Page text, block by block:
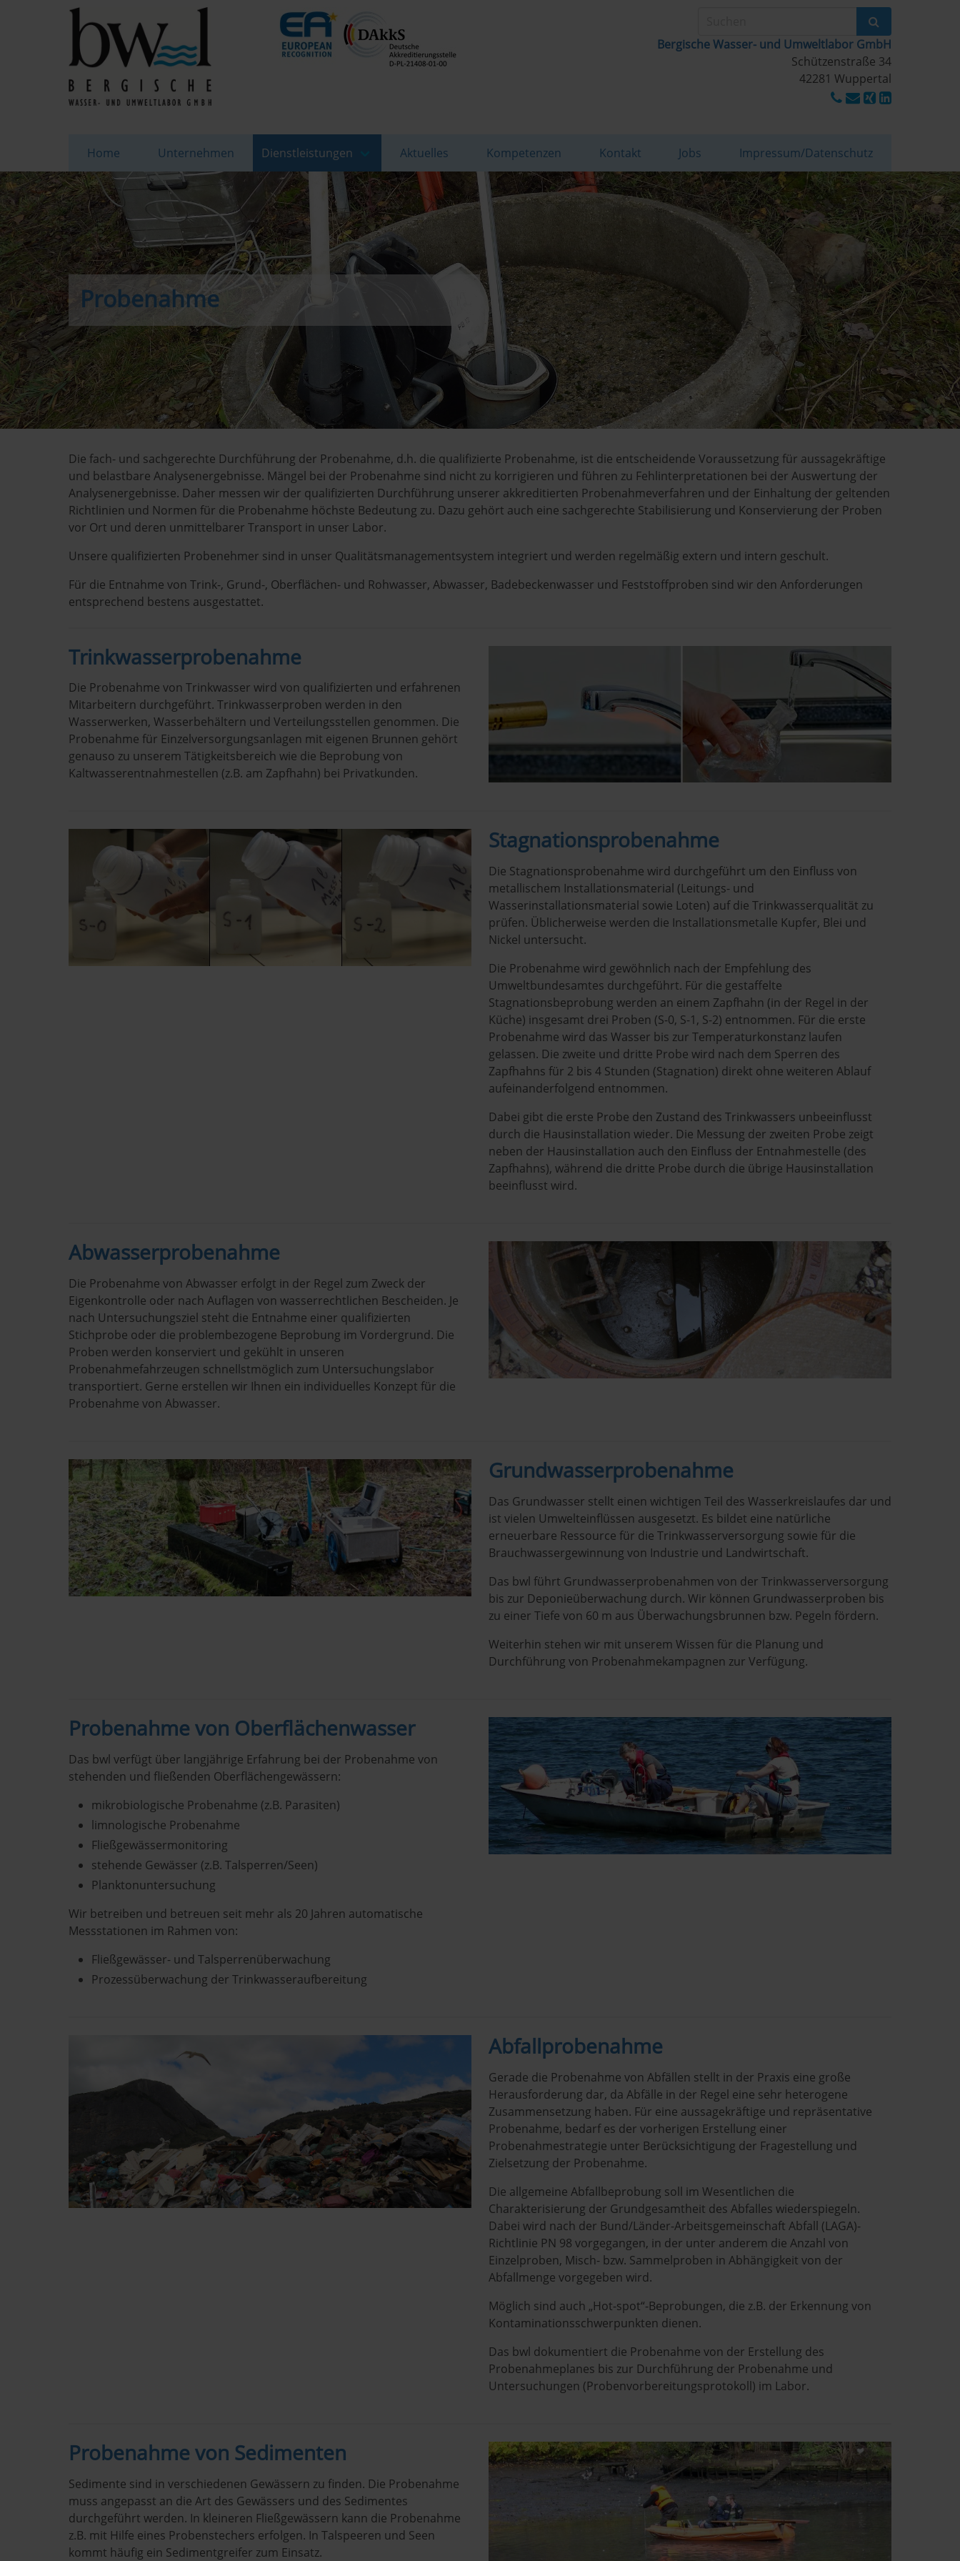
Bergische Wasser- und Umweltlabor GmbH
Schützenstraße 34
42281 Wuppertal
Home Unternehmen Dienstleistungen Aktuelles Kompetenzen Kontakt Jobs Impressum/Datenschutz
Probenahme
Die fach- und sachgerechte Durchführung der Probenahme, d.h. die qualifizierte Probenahme, ist die entscheidende Voraussetzung für aussagekräftige
und belastbare Analysenergebnisse. Mängel bei der Probenahme sind nicht zu korrigieren und führen zu Fehlinterpretationen bei der Auswertung der
Analysenergebnisse. Daher messen wir der qualifizierten Durchführung unserer akkreditierten Probenahmeverfahren und der Einhaltung der geltenden
Richtlinien und Normen für die Probenahme höchste Bedeutung zu. Dazu gehört auch eine sachgerechte Stabilisierung und Konservierung der Proben
vor Ort und deren unmittelbarer Transport in unser Labor.
Unsere qualifizierten Probenehmer sind in unser Qualitätsmanagementsystem integriert und werden regelmäßig extern und intern geschult.
Für die Entnahme von Trink-, Grund-, Oberflächen- und Rohwasser, Abwasser, Badebeckenwasser und Feststoffproben sind wir den Anforderungen
entsprechend bestens ausgestattet.
Trinkwasserprobenahme
Die Probenahme von Trinkwasser wird von qualifizierten und erfahrenen
Mitarbeitern durchgeführt. Trinkwasserproben werden in den
Wasserwerken, Wasserbehältern und Verteilungsstellen genommen. Die
Probenahme für Einzelversorgungsanlagen mit eigenen Brunnen gehört
genauso zu unserem Tätigkeitsbereich wie die Beprobung von
Kaltwasserentnahmestellen (z.B. am Zapfhahn) bei Privatkunden.
Stagnationsprobenahme
Die Stagnationsprobenahme wird durchgeführt um den Einfluss von
metallischem Installationsmaterial (Leitungs- und
Wasserinstallationsmaterial sowie Loten) auf die Trinkwasserqualität zu
prüfen. Üblicherweise werden die Installationsmetalle Kupfer, Blei und
Nickel untersucht.
Die Probenahme wird gewöhnlich nach der Empfehlung des
Umweltbundesamtes durchgeführt. Für die gestaffelte
Stagnationsbeprobung werden an einem Zapfhahn (in der Regel in der
Küche) insgesamt drei Proben (S-0, S-1, S-2) entnommen. Für die erste
Probenahme wird das Wasser bis zur Temperaturkonstanz laufen
gelassen. Die zweite und dritte Probe wird nach dem Sperren des
Zapfhahns für 2 bis 4 Stunden (Stagnation) direkt ohne weiteren Ablauf
aufeinanderfolgend entnommen.
Dabei gibt die erste Probe den Zustand des Trinkwassers unbeeinflusst
durch die Hausinstallation wieder. Die Messung der zweiten Probe zeigt
neben der Hausinstallation auch den Einfluss der Entnahmestelle (des
Zapfhahns), während die dritte Probe durch die übrige Hausinstallation
beeinflusst wird.
Abwasserprobenahme
Die Probenahme von Abwasser erfolgt in der Regel zum Zweck der
Eigenkontrolle oder nach Auflagen von wasserrechtlichen Bescheiden. Je
nach Untersuchungsziel steht die Entnahme einer qualifizierten
Stichprobe oder die problembezogene Beprobung im Vordergrund. Die
Proben werden konserviert und gekühlt in unseren
Probenahmefahrzeugen schnellstmöglich zum Untersuchungslabor
transportiert. Gerne erstellen wir Ihnen ein individuelles Konzept für die
Probenahme von Abwasser.
Grundwasserprobenahme
Das Grundwasser stellt einen wichtigen Teil des Wasserkreislaufes dar und
ist vielen Umwelteinflüssen ausgesetzt. Es bildet eine natürliche
erneuerbare Ressource für die Trinkwasserversorgung sowie für die
Brauchwassergewinnung von Industrie und Landwirtschaft.
Das bwl führt Grundwasserprobenahmen von der Trinkwasserversorgung
bis zur Deponieüberwachung durch. Wir können Grundwasserproben bis
zu einer Tiefe von 60 m aus Überwachungsbrunnen bzw. Pegeln fördern.
Weiterhin stehen wir mit unserem Wissen für die Planung und
Durchführung von Probenahmekampagnen zur Verfügung.
Probenahme von Oberflächenwasser
Das bwl verfügt über langjährige Erfahrung bei der Probenahme von
stehenden und fließenden Oberflächengewässern:
mikrobiologische Probenahme (z.B. Parasiten)
limnologische Probenahme
Fließgewässermonitoring
stehende Gewässer (z.B. Talsperren/Seen)
Planktonuntersuchung
Wir betreiben und betreuen seit mehr als 20 Jahren automatische
Messstationen im Rahmen von:
Fließgewässer- und Talsperrenüberwachung
Prozessüberwachung der Trinkwasseraufbereitung
Abfallprobenahme
Gerade die Probenahme von Abfällen stellt in der Praxis eine große
Herausforderung dar, da Abfälle in der Regel eine sehr heterogene
Zusammensetzung haben. Für eine aussagekräftige und repräsentative
Probenahme, bedarf es der vorherigen Erstellung einer
Probenahmestrategie unter Berücksichtigung der Fragestellung und
Zielsetzung der Probenahme.
Die allgemeine Abfallbeprobung soll im Wesentlichen die
Charakterisierung der Grundgesamtheit des Abfalles wiederspiegeln.
Dabei wird nach der Bund/Länder-Arbeitsgemeinschaft Abfall (LAGA)-
Richtlinie PN 98 vorgegangen, in der unter anderem die Anzahl von
Einzelproben, Misch- bzw. Sammelproben in Abhängigkeit von der
Abfallmenge vorgegeben wird.
Möglich sind auch „Hot-spot“-Beprobungen, die z.B. der Erkennung von
Kontaminationsschwerpunkten dienen.
Das bwl dokumentiert die Probenahme von der Erstellung des
Probenahmeplanes bis zur Durchführung der Probenahme und
Untersuchungen (Probenvorbereitungsprotokoll) im Labor.
Probenahme von Sedimenten
Sedimente sind in verschiedenen Gewässern zu finden. Die Probenahme
muss angepasst an die Art des Gewässers und des Sedimentes
durchgeführt werden. In kleineren Fließgewässern kann die Probenahme
z.B. mit Hilfe eines Probenstechers erfolgen. In Talspeeren und Seen
kommt häufig ein Sedimentgreifer zum Einsatz.